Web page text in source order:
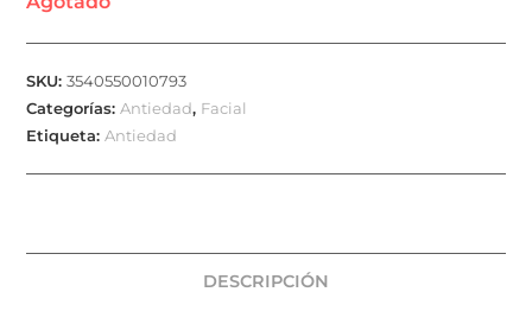
SKU:3540550010793
Categorías:Antiedad, Facial
Etiqueta:Antiedad
DESCRIPCIÓN